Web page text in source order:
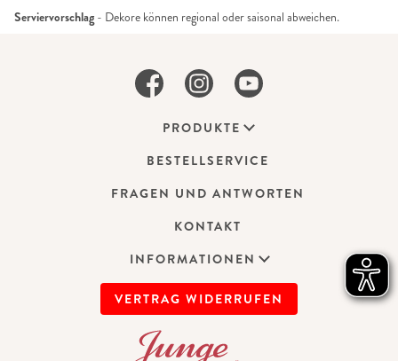
Serviervorschlag - Dekore können regional oder saisonal abweichen.
PRODUKTE
BESTELLSERVICE
FRAGEN UND ANTWORTEN
KONTAKT
INFORMATIONEN
VERTRAG WIDERRUFEN